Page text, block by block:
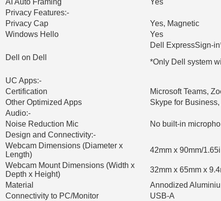
AI Auto Framing
Yes
Privacy Features:-
Privacy Cap
Yes, Magnetic
Windows Hello
Yes
Dell on Dell
Dell ExpressSign-
*Only Dell system
UC Apps:-
Certification
Microsoft Teams,
Other Optimized Apps
Skype for
Audio:-
Noise Reduction Mic
No built-in
Design and Connectivity:-
Webcam Dimensions (Diameter x
Length)
42mm x 90mm/
Webcam Mount Dimensions (Width x
Depth x Height)
32mm x 65mm x
Material
Annodized
Connectivity to PC/Monitor
USB-A